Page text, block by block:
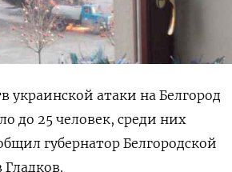
украинской атаки на Белгород
до 25 человек, среди них
губернатор Белгородской
Гладков.